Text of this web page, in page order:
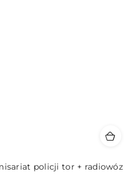
policji tor + radiowóz